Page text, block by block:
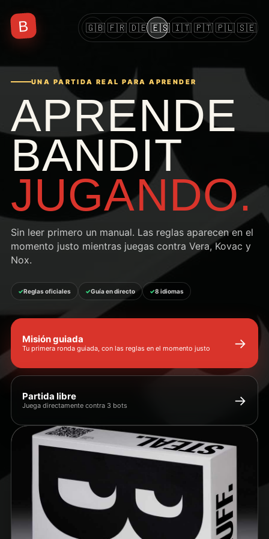
B 🇬🇧 🇫🇷 🇩🇪 🇪🇸 🇮🇹 🇵🇹 🇵🇱 🇸🇪
UNA PARTIDA REAL PARA APRENDER
APRENDE
BANDIT
JUGANDO.
Sin leer primero un manual. Las reglas aparecen en el
momento justo mientras juegas contra Vera, Kovac y
Nox.
Reglas oficiales Guía en directo 8 idiomas
Misión guiada
Tu primera ronda guiada, con las reglas en el momento justo →
Partida libre
Juega directamente contra 3 bots →